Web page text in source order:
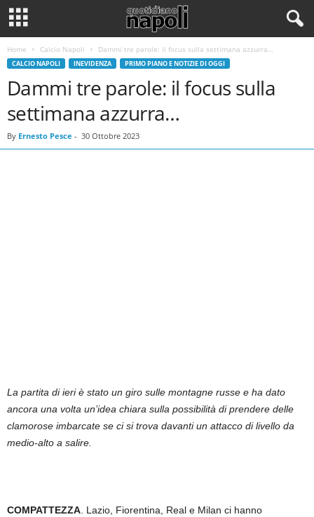
Home Calcio Napoli Dammi tre parole: il focus sulla settimana azzurra…
CALCIO NAPOLI INEVIDENZA PRIMO PIANO E NOTIZIE DI OGGI
Dammi tre parole: il focus sulla
settimana azzurra…
By Ernesto Pesce - 30 Ottobre 2023
La partita di ieri è stato un giro sulle montagne russe e ha dato
ancora una volta un’idea chiara sulla possibilità di prendere delle
clamorose imbarcate se ci si trova davanti un attacco di livello da
medio-alto a salire.
COMPATTEZZA . Lazio, Fiorentina, Real e Milan ci hanno